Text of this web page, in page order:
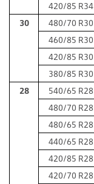
420/85 R34
30
480/70 R30
460/85 R30
420/85 R30
380/85 R30
28
540/65 R28
480/70 R28
480/65 R28
440/65 R28
420/85 R28
420/70 R28